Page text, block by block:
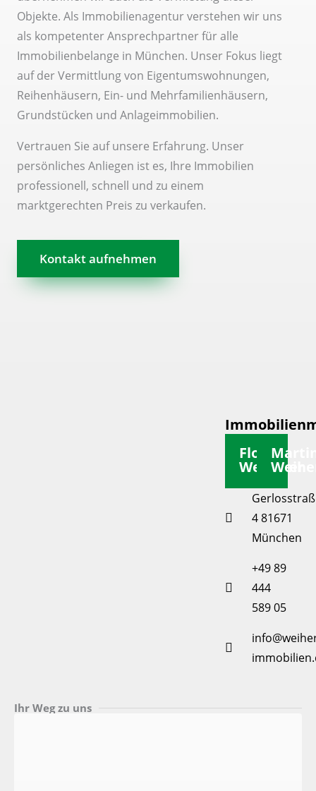
Objekte. Als Immobilienagentur verstehen wir uns
als kompetenter Ansprechpartner für alle
Immobilienbelange in München. Unser Fokus liegt
auf der Vermittlung von Eigentumswohnungen,
Reihenhäusern, Ein- und Mehrfamilienhäusern,
Grundstücken und Anlageimmobilien.
Vertrauen Sie auf unsere Erfahrung. Unser
persönliches Anliegen ist es, Ihre Immobilien
professionell, schnell und zu einem
marktgerechten Preis zu verkaufen.
Kontakt aufnehmen
Florian
Weiherer
4 81671
München
+49 89
444
589 05
Ihr Weg zu uns